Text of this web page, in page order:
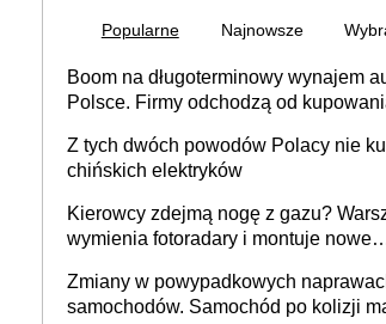
Popularne Najnowsze
Boom na długoterminowy wynajem
Polsce. Firmy odchodzą od
Z tych dwóch powodów Polacy nie
chińskich elektryków
Kierowcy zdejmą nogę z gazu?
wymienia fotoradary i montuje nowe
Zmiany w powypadkowych
samochodów. Samochód po kolizji